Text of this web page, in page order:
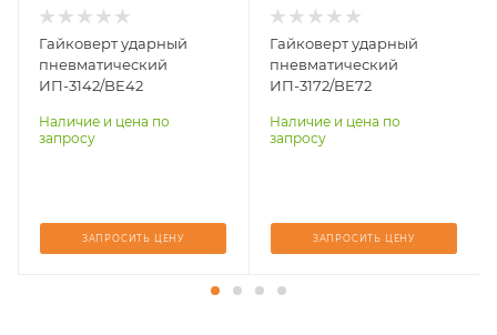
2000
Расход воздуха, л/
мин
2220
Гайковерт ударный
пневматический
ИП-3142/BE42
Наличие и цена по
запросу
ЗАПРОСИТЬ ЦЕНУ
18076
Расход воздуха, л/
мин
4500
Гайковерт ударный
пневматический
ИП-3172/BE72
Наличие и цена по
запросу
ЗАПРОСИТЬ ЦЕНУ